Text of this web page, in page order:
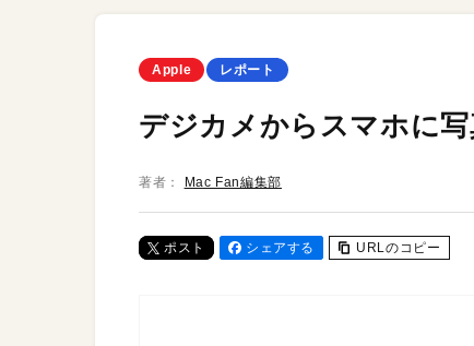
Apple レポート
デジカメからスマホに
著者： Mac Fan編集部
ポスト シェアする URLのコピー